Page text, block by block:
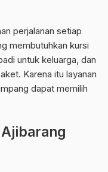
perjalanan setiap
membutuhkan kursi
untuk keluarga, dan
Karena itu layanan
dapat memilih